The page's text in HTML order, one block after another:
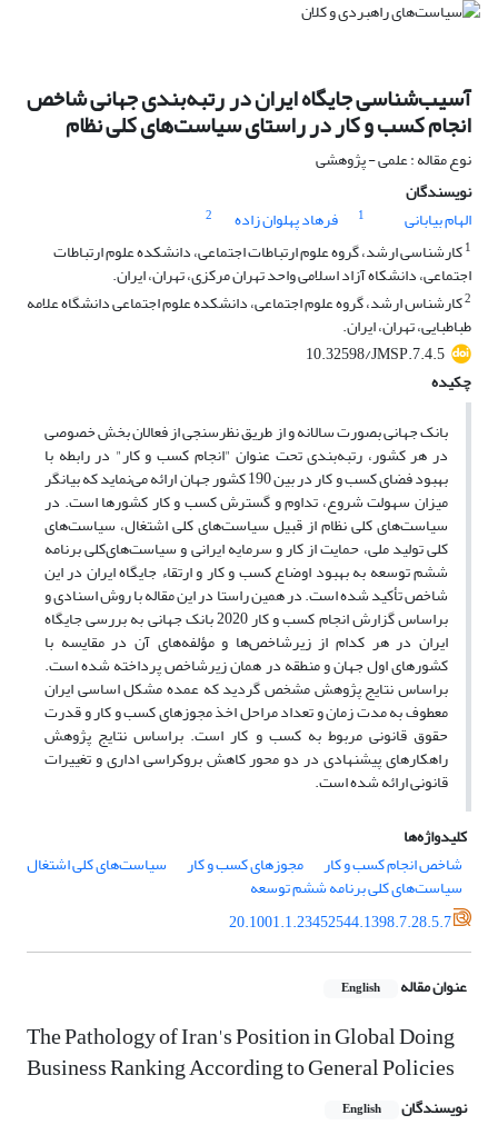
آسیب‌شناسی جایگاه ایران در رتبه‌بندی جهانی شاخص
انجام کسب و کار در راستای سیاست‌های کلی نظام
نوع مقاله : علمی - پژوهشی
نویسندگان
الهام بیابانی
1 فرهاد پهلوان زاده
2
1کارشناسی ارشد، گروه علوم ارتباطات اجتماعی، دانشکده علوم ارتباطات
اجتماعی، دانشکاه آزاد اسلامی واحد تهران مرکزی، تهران، ایران.
2کارشناس ارشد، گروه علوم اجتماعی، دانشکده علوم اجتماعی دانشگاه علامه
طباطبایی، تهران، ایران.
10.32598/JMSP.7.4.5
چکیده
بانک جهانی بصورت سالانه و از طریق نظرسنجی از فعالان بخش خصوصی
در هر کشور، رتبه‌بندی تحت عنوان "انجام کسب و کار" در رابطه با
بهبود فضای کسب و کار در بین 190 کشور جهان ارائه می‌نماید که بیانگر
میزان سهولت شروع، تداوم و گسترش کسب و کار کشورها است. در
سیاست‌های کلی نظام از قبیل سیاست‌های کلی اشتغال، سیاست‌های
کلی تولید ملی، حمایت از کار و سرمایه ایرانی و سیاست‌های‌کلی برنامه
ششم توسعه به بهبود اوضاع کسب و کار و ارتقاء جایگاه ایران در این
شاخص تأکید شده است. در همین راستا در این مقاله با روش اسنادی و
براساس گزارش انجام کسب و کار 2020 بانک جهانی به بررسی جایگاه
ایران در هر کدام از زیرشاخص‌ها و مؤلفه‌های آن در مقایسه با
کشورهای اول جهان و منطقه در همان زیرشاخص پرداخته شده است.
براساس نتایج پژوهش مشخص گردید که عمده مشکل اساسی ایران
معطوف به مدت زمان و تعداد مراحل اخذ مجوزهای کسب و کار و قدرت
حقوق قانونی مربوط به کسب و کار است. براساس نتایج پژوهش
راهکارهای پیشنهادی در دو محور کاهش بروکراسی اداری و تغییرات
قانونی ارائه شده است.
کلیدواژه‌ها
شاخص انجام کسب و کار
مجوزهای کسب و کار سیاست‌های کلی اشتغال
سیاست‌های کلی برنامه ششم توسعه
20.1001.1.23452544.1398.7.28.5.7
عنوان مقاله English
The Pathology of Iran's Position in Global Doing
Business Ranking According to General Policies
نویسندگان English